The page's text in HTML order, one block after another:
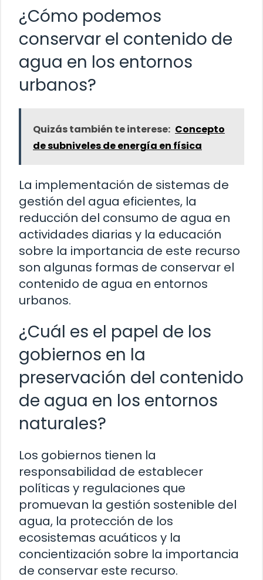
¿Cómo podemos
conservar el contenido de
agua en los entornos
urbanos?
Quizás también te interese: Concepto
de subniveles de energía en física
La implementación de sistemas de
gestión del agua eficientes, la
reducción del consumo de agua en
actividades diarias y la educación
sobre la importancia de este recurso
son algunas formas de conservar el
contenido de agua en entornos
urbanos.
¿Cuál es el papel de los
gobiernos en la
preservación del contenido
de agua en los entornos
naturales?
Los gobiernos tienen la
responsabilidad de establecer
políticas y regulaciones que
promuevan la gestión sostenible del
agua, la protección de los
ecosistemas acuáticos y la
concientización sobre la importancia
de conservar este recurso.